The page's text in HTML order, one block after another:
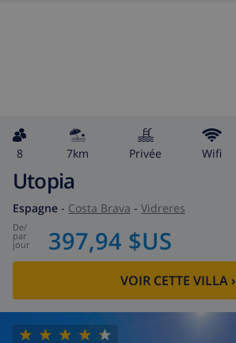
8 7km privée wifi
Utopia
Espagne - Costa Brava - Vidreres
de/
par
jour 397,94 $US
VOIR CETTE VILLA›